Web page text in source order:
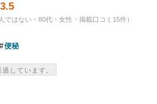
3.5
ではない・80代・女性・掲載口コミ15件）
便秘
しています。